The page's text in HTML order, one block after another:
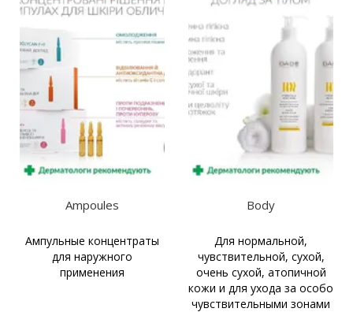
Ampoules
Ампульные концентраты
для наружного
применения
Body
Для нормальной,
чувствительной, сухой,
очень сухой, атопичной
кожи и для ухода за особо
чувствительными зонами